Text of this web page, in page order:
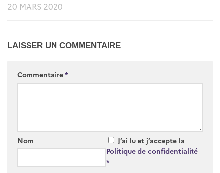
20 MARS 2020
LAISSER UN COMMENTAIRE
Commentaire*
Nom
J’ai lu et j’accepte la
Politique de confidentialité
*